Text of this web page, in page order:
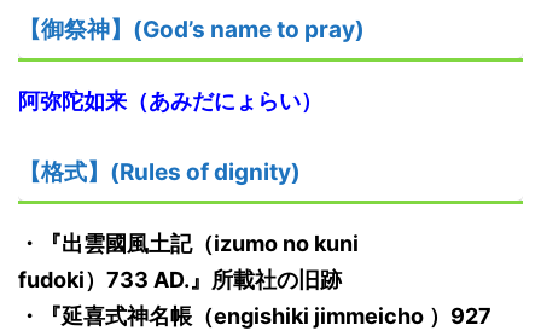
【御祭神】(God’s name to pray)
阿弥陀如来（あみだにょらい）
【格式】(Rules of dignity)
・『出雲國風土記（izumo no kuni
fudoki） 733 AD.』 所載社の旧跡
・『延喜式神名帳 （engishiki jimmeicho ） 927